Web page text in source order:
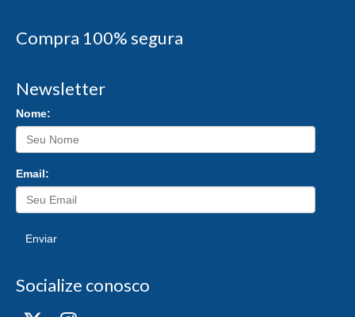
Compra 100% segura
Newsletter
Nome:
Email:
Enviar
Socialize conosco